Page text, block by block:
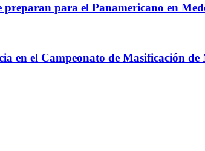
para el Panamericano en
en el Campeonato de Masificación de